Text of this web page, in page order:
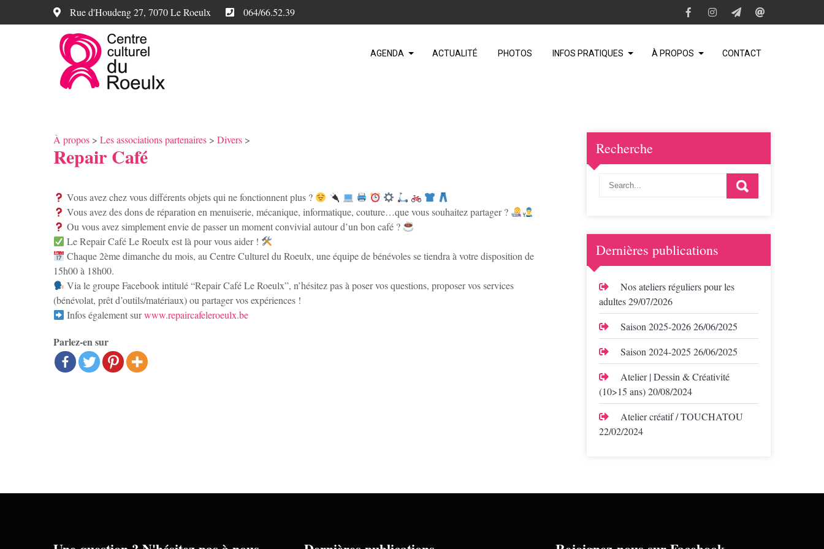
Rue d'Houdeng 27, 7070 Le Roeulx 064/66.52.39
AGENDA ACTUALITÉ PHOTOS INFOS PRATIQUES À PROPOS CONTACT
À propos > Les associations partenaires > Divers >
Repair Café
Vous avez chez vous différents objets qui ne fonctionnent plus ?
Vous avez des dons de réparation en menuiserie, mécanique, informatique, couture…que vous souhaitez partager ?
Ou vous avez simplement envie de passer un moment convivial autour d’un bon café ?
Le Repair Café Le Roeulx est là pour vous aider !
Chaque 2ème dimanche du mois, au Centre Culturel du Roeulx, une équipe de bénévoles se tiendra à votre disposition de
15h00 à 18h00.
Via le groupe Facebook intitulé “Repair Café Le Roeulx”, n’hésitez pas à poser vos questions, proposer vos services
(bénévolat, prêt d’outils/matériaux) ou partager vos expériences !
Infos également surwww.repaircafeleroeulx.be
Parlez-en sur
Recherche
Dernières publications
Nos ateliers réguliers pour les
adultes29/07/2026
Saison 2025-202626/06/2025
Saison 2024-2025 26/06/2025
Atelier | Dessin & Créativité
(10>15 ans)20/08/2024
Atelier créatif / TOUCHATOU
22/02/2024